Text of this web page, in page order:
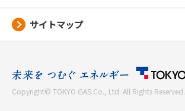
サイトマップ
Copyright© TOKYO GAS Co., Ltd. All Rights Reserved.